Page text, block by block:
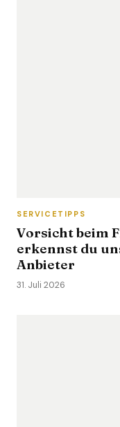
SERVICETIPPS
Vorsicht beim
erkennst du
Anbieter
31. Juli 2026